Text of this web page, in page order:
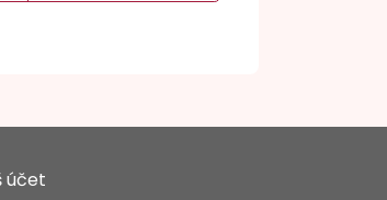
účet